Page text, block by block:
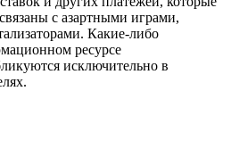
с азартными играми,
Какие-либо
ресурсе
исключительно в